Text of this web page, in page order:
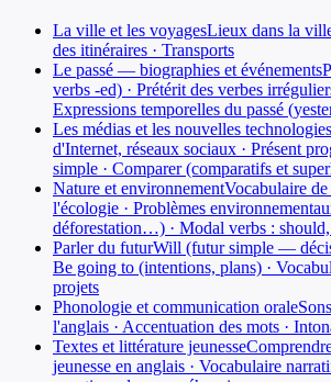
La ville et les voyagesLieux dans la
des itinéraires · Transports
Le passé — biographies et événements
verbs -ed) · Prétérit des verbes
Expressions temporelles du passé
Les médias et les nouvelles technologies
d'Internet, réseaux sociaux · Présent
simple · Comparer (comparatifs et
Nature et environnementVocabulaire
l'écologie · Problèmes
déforestation…) · Modal verbs :
Parler du futurWill (futur simple —
Be going to (intentions, plans) ·
projets
Phonologie et communication orale
l'anglais · Accentuation des mots ·
Textes et littérature jeunesse
jeunesse en anglais · Vocabulaire